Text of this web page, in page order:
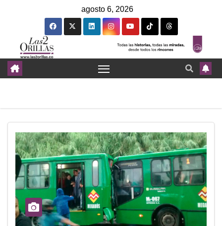
agosto 6, 2026